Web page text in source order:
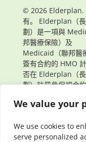
We value your
We use cookies to
serve personalized
© 2026 Elderplan.
有。 Elderplan（
劃）是一項與
邦醫療保險）及
Medicaid（聯邦醫
簽有合約的 HMO
否在 Elderplan（
劃）註冊參保視合